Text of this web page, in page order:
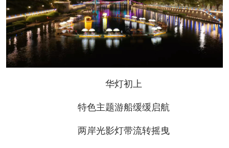
华灯初上
特色主题游船缓缓启航
两岸光影灯带流转摇曳